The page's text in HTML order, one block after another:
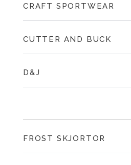
CRAFT SPORTWEAR
CUTTER AND BUCK
D&J
FROST SKJORTOR